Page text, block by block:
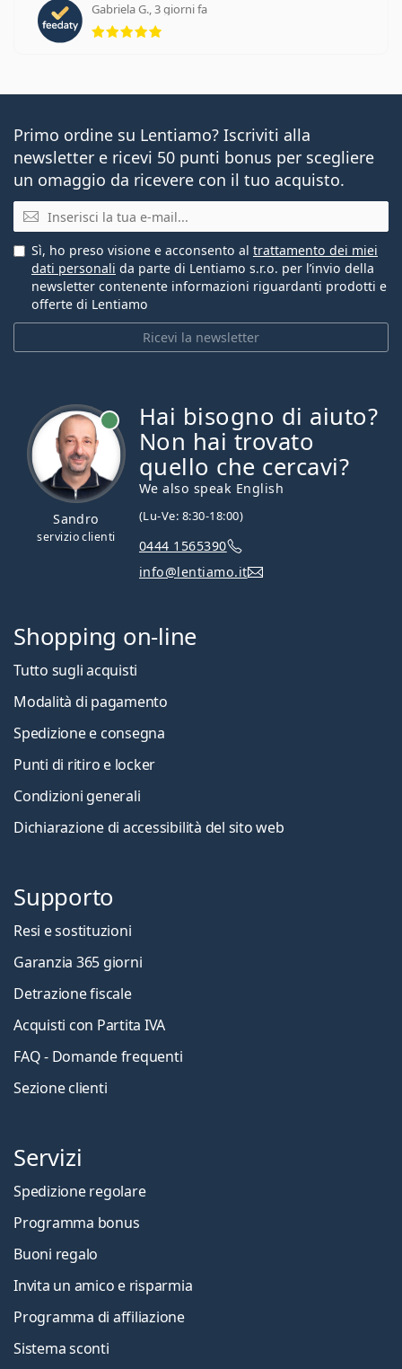
Gabriela G., 3 giorni fa
valutazione 5 di 5
Primo ordine su Lentiamo? Iscriviti alla
newsletter e ricevi 50 punti bonus per scegliere
un omaggio da ricevere con il tuo acquisto.
E-mail
Ricevi la newsletter
Sì, ho preso visione e acconsento al trattamento dei miei
dati personali da parte di Lentiamo s.r.o. per l’invio della
newsletter contenente informazioni riguardanti prodotti e
offerte di Lentiamo
Sandro
servizio clienti
Hai bisogno di aiuto?
Non hai trovato
quello che cercavi?
We also speak English
(Lu-Ve: 8:30-18:00)
0444 1565390
info@lentiamo.it
Shopping on-line
Tutto sugli acquisti
Modalità di pagamento
Spedizione e consegna
Punti di ritiro e locker
Condizioni generali
Dichiarazione di accessibilità del sito web
Supporto
Resi e sostituzioni
Garanzia 365 giorni
Detrazione fiscale
Acquisti con Partita IVA
FAQ - Domande frequenti
Sezione clienti
Servizi
Spedizione regolare
Programma bonus
Buoni regalo
Invita un amico e risparmia
Programma di affiliazione
Sistema sconti